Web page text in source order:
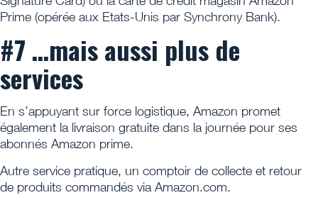
Prime (opérée aux Etats-Unis par Synchrony Bank).
#7 …mais aussi plus de
services
En s’appuyant sur force logistique, Amazon promet
également la livraison gratuite dans la journée pour ses
abonnés Amazon prime.
Autre service pratique, un comptoir de collecte et retour
de produits commandés via Amazon.com.